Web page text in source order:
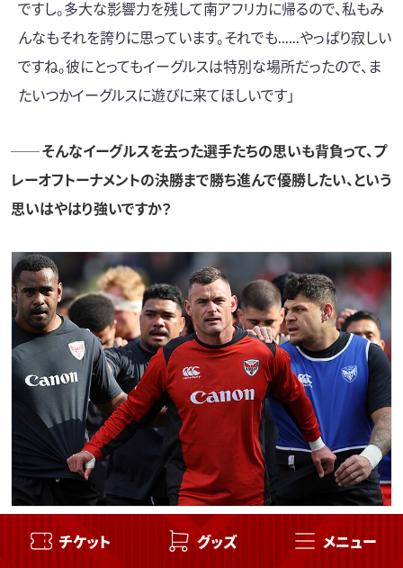
ですし。多大な影響力を残して南アフリカに帰るので、私もみ
んなもそれを誇りに思っています。それでも......やっぱり寂しい
ですね。彼にとってもイーグルスは特別な場所だったので、ま
たいつかイーグルスに遊びに来てほしいです」
── そんなイーグルスを去った選手たちの思いも背負って、プ
レーオフトーナメントの決勝まで勝ち進んで優勝したい、という
思いはやはり強いですか？
「そうですね。私が初めてイーグルスと契約を結んだときから
チケット グッズ メニュー